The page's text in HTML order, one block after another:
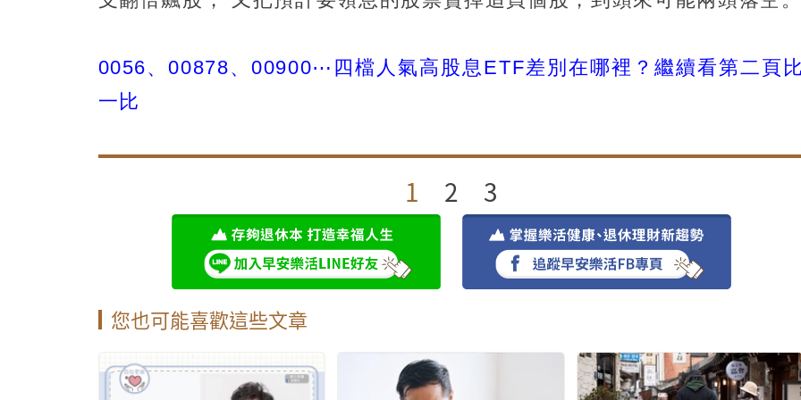
0056、00878、00900⋯四檔人氣高股息ETF差別在哪裡？繼續看第二頁
一比
1 2 3
您也可能喜歡這些文章